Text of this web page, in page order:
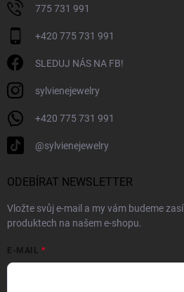
775 731 991
+420 775 731 991
SLEDUJ NÁS NA FB!
sylvienejewelry
+420 775 731 991
@sylvienejewelry
ODEBÍRAT NEWSLETTER
Vložte svůj e-mail a my vám budeme
produktech na našem e-shopu.
E-MAIL